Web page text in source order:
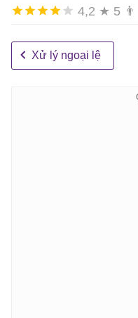
4,2 ★ 5 👨
Xử lý ngoại lệ